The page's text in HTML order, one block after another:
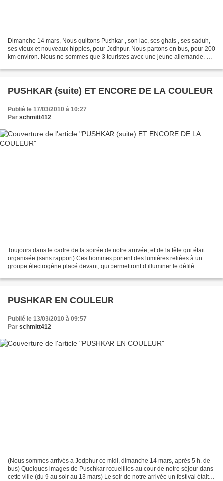
Dimanche 14 mars, Nous quittons Pushkar , son lac, ses ghats , ses saduh,
ses vieux et nouveaux hippies, pour Jodhpur. Nous partons en bus, pour 200
km environ. Nous ne sommes que 3 touristes avec une jeune allemande. On
PUSHKAR (suite) ET ENCORE DE LA COULEUR
Publié le 17/03/2010 à 10:27
Par schmitt412
Toujours dans le cadre de la soirée de notre arrivée, et de la fête qui était
organisée (sans rapport) Ces hommes portent des lumières reliées à un
groupe électrogène placé devant, qui permettront d’illuminer le défilé
PUSHKAR EN COULEUR
Publié le 13/03/2010 à 09:57
Par schmitt412
(Nous sommes arrivés a Jodphur ce midi, dimanche 14 mars, après 5 h. de
bus) Quelques images de Puschkar recueillies au cour de notre séjour dans
cette ville (du 9 au soir au 13 mars) Le soir de notre arrivée un festival était